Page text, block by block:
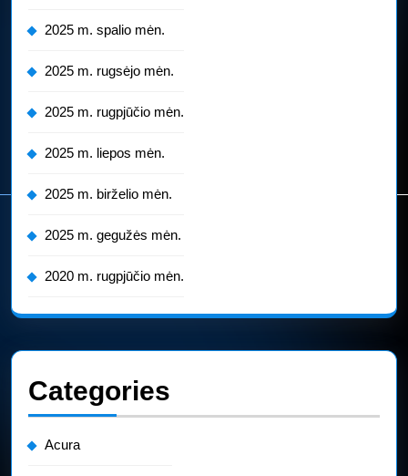
2025 m. spalio mėn.
2025 m. rugsėjo mėn.
2025 m. rugpjūčio mėn.
2025 m. liepos mėn.
2025 m. birželio mėn.
2025 m. gegužės mėn.
2020 m. rugpjūčio mėn.
Categories
Acura